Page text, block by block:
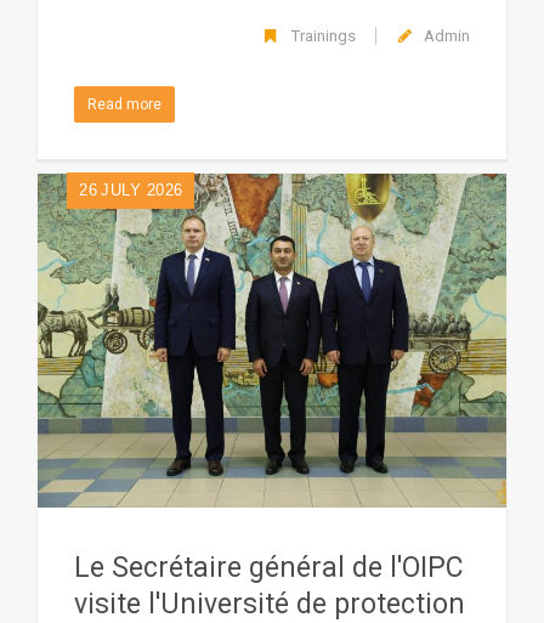
Trainings Admin
Read more
26 JULY 2026
Le Secrétaire général de l'OIPC
visite l'Université de protection